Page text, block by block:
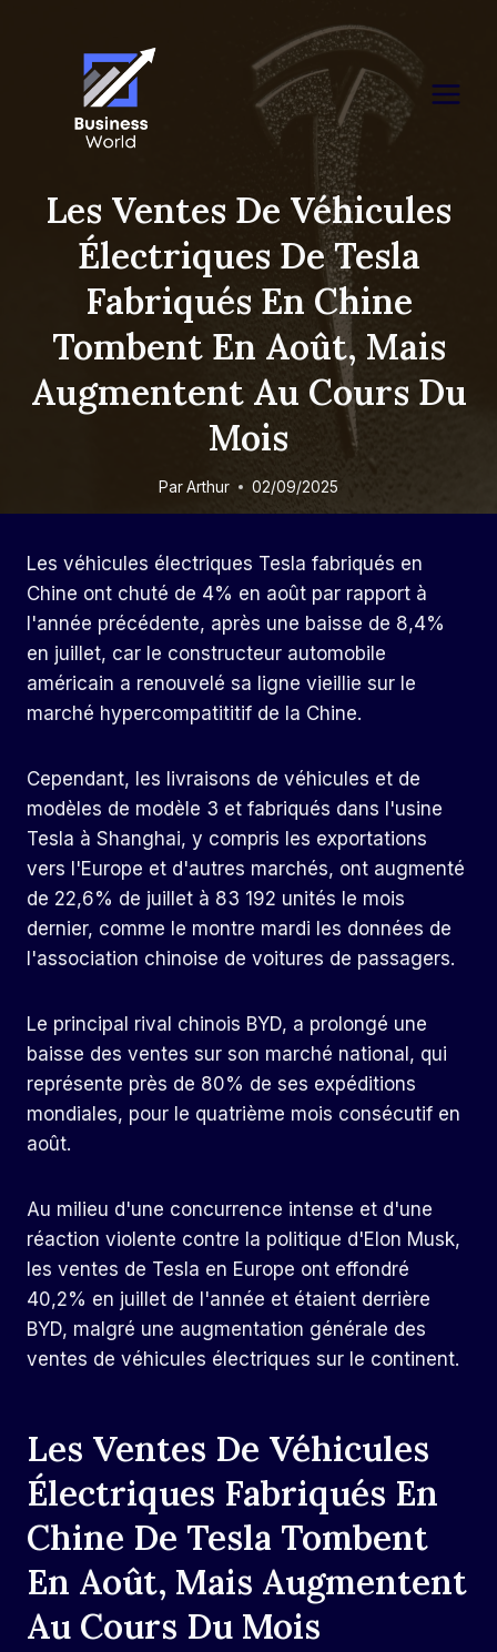
Les Ventes De Véhicules
Électriques De Tesla
Fabriqués En Chine
Tombent En Août, Mais
Augmentent Au Cours Du
Mois
ParArthur 02/09/2025
Les véhicules électriques Tesla fabriqués en
Chine ont chuté de 4% en août par rapport à
l'année précédente, après une baisse de 8,4%
en juillet, car le constructeur automobile
américain a renouvelé sa ligne vieillie sur le
marché hypercompatititif de la Chine.
Cependant, les livraisons de véhicules et de
modèles de modèle 3 et fabriqués dans l'usine
Tesla à Shanghai, y compris les exportations
vers l'Europe et d'autres marchés, ont augmenté
de 22,6% de juillet à 83 192 unités le mois
dernier, comme le montre mardi les données de
l'association chinoise de voitures de passagers.
Le principal rival chinois BYD, a prolongé une
baisse des ventes sur son marché national, qui
représente près de 80% de ses expéditions
mondiales, pour le quatrième mois consécutif en
août.
Au milieu d'une concurrence intense et d'une
réaction violente contre la politique d'Elon Musk,
les ventes de Tesla en Europe ont effondré
40,2% en juillet de l'année et étaient derrière
BYD, malgré une augmentation générale des
ventes de véhicules électriques sur le continent.
Les Ventes De Véhicules
Électriques Fabriqués En
Chine De Tesla Tombent
En Août, Mais Augmentent
Au Cours Du Mois